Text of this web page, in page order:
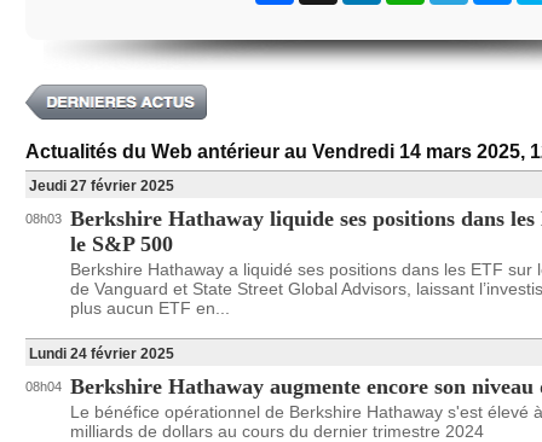
Actualités du Web antérieur au Vendredi 14 mars 2025,
Jeudi 27 février 2025
08h03 Berkshire Hathaway liquide ses positions dans
le S&P 500
Berkshire Hathaway a liquidé ses positions dans les ETF sur
de Vanguard et State Street Global Advisors, laissant
plus aucun ETF en...
Lundi 24 février 2025
08h04 Berkshire Hathaway augmente encore son niveau
Le bénéfice opérationnel de Berkshire Hathaway s'est élevé
milliards de dollars au cours du dernier trimestre 2024